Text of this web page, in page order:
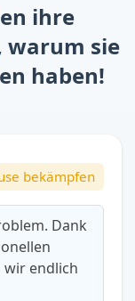
ihre
warum sie
haben!
bekämpfen
Dank
wir endlich